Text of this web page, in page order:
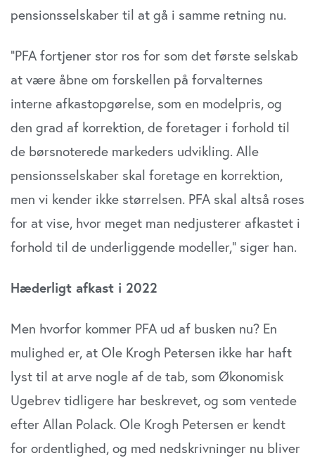
pensionsselskaber til at gå i samme retning nu.
”PFA fortjener stor ros for som det første selskab
at være åbne om forskellen på forvalternes
interne afkastopgørelse, som en modelpris, og
den grad af korrektion, de foretager i forhold til
de børsnoterede markeders udvikling. Alle
pensionsselskaber skal foretage en korrektion,
men vi kender ikke størrelsen. PFA skal altså roses
for at vise, hvor meget man nedjusterer afkastet i
forhold til de underliggende modeller,” siger han.
Hæderligt afkast i 2022
Men hvorfor kommer PFA ud af busken nu? En
mulighed er, at Ole Krogh Petersen ikke har haft
lyst til at arve nogle af de tab, som Økonomisk
Ugebrev tidligere har beskrevet, og som ventede
efter Allan Polack. Ole Krogh Petersen er kendt
for ordentlighed, og med nedskrivninger nu bliver